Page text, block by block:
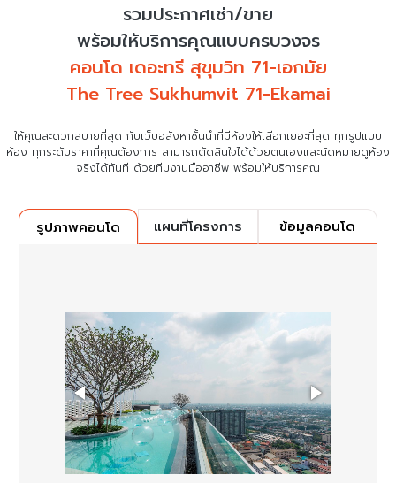
รวมประกาศเช่า/ขาย
พร้อมให้บริการคุณแบบครบวงจร
คอนโด เดอะทรี สุขุมวิท 71-เอกมัย
The Tree Sukhumvit 71-Ekamai
ให้คุณสะดวกสบายที่สุด กับเว็บอสังหาชั้นนำที่มีห้องให้เลือกเยอะที่สุด ทุกรูปแบบ
ห้อง ทุกระดับราคาที่คุณต้องการ สามารถตัดสินใจได้ด้วยตนเองและนัดหมายดูห้อง
จริงได้ทันที ด้วยทีมงานมืออาชีพ พร้อมให้บริการคุณ
รูปภาพคอนโด แผนที่โครงการ ข้อมูลคอนโด